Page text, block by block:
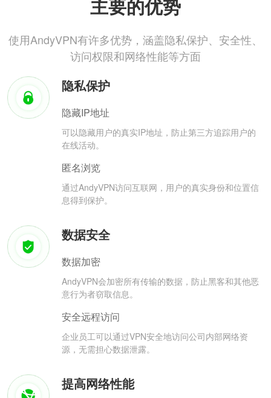
主要的优势
使用AndyVPN有许多优势，涵盖隐私保护、安全性、
访问权限和网络性能等方面
隐私保护
隐藏IP地址
可以隐藏用户的真实IP地址，防止第三方追踪用户的
在线活动。
匿名浏览
通过AndyVPN访问互联网，用户的真实身份和位置信
息得到保护。
数据安全
数据加密
AndyVPN会加密所有传输的数据，防止黑客和其他恶
意行为者窃取信息。
安全远程访问
企业员工可以通过VPN安全地访问公司内部网络资
源，无需担心数据泄露。
提高网络性能